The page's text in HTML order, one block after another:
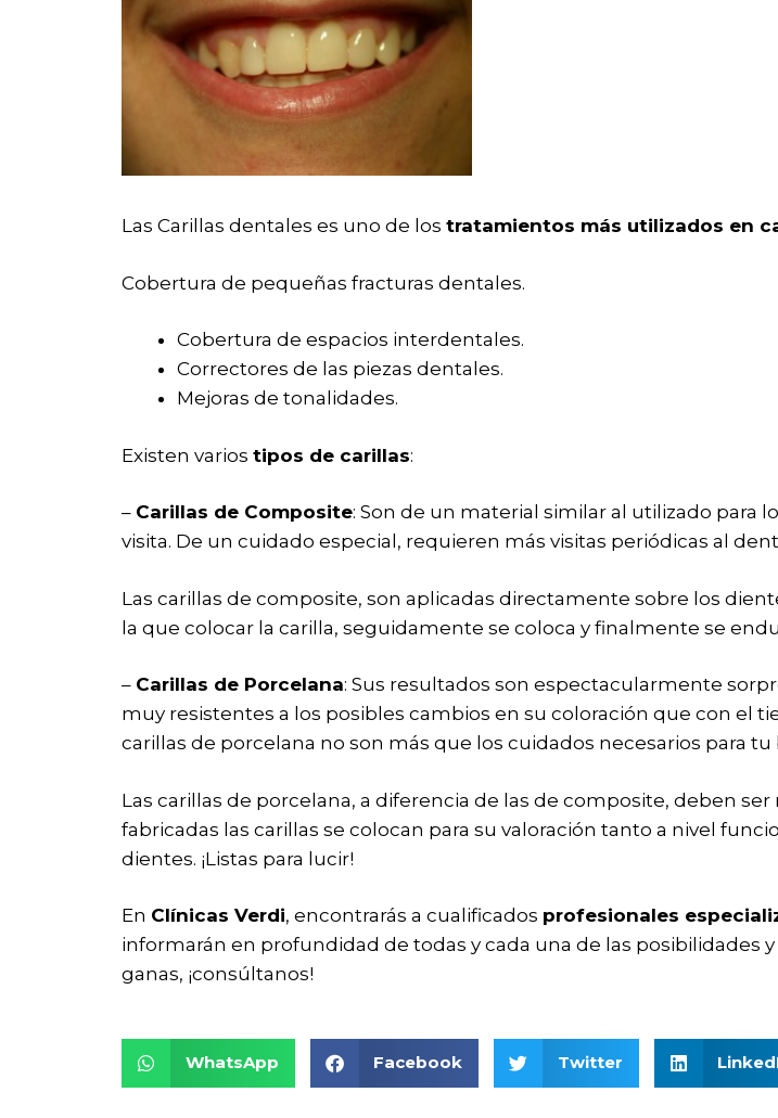
Las Carillas dentales es uno de los tratamientos más utilizados en
Cobertura de pequeñas fracturas dentales.
Cobertura de espacios interdentales.
Correctores de las piezas dentales.
Mejoras de tonalidades.
Existen varios tipos de carillas:
– Carillas de Composite: Son de un material similar al utilizado para
visita. De un cuidado especial, requieren más visitas periódicas al
Las carillas de composite, son aplicadas directamente sobre los
la que colocar la carilla, seguidamente se coloca y finalmente se
– Carillas de Porcelana: Sus resultados son espectacularmente
muy resistentes a los posibles cambios en su coloración que con el
carillas de porcelana no son más que los cuidados necesarios para
Las carillas de porcelana, a diferencia de las de composite, deben
fabricadas las carillas se colocan para su valoración tanto a nivel
dientes. ¡Listas para lucir!
En Clínicas Verdi, encontrarás a cualificados profesionales
informarán en profundidad de todas y cada una de las posibilidades
ganas, ¡consúltanos!
WhatsApp Facebook Twitter